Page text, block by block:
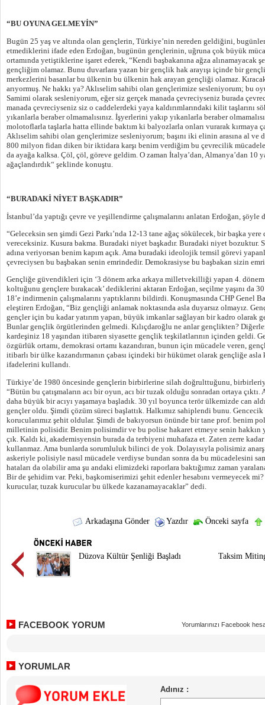
“BU OYUNA GELMEYİN”
Bugün 25 yaş ve altında olan gençlerin, Türkiye’nin nereden geldiğini,
etmediklerini ifade eden Erdoğan, bugünün gençlerinin, uğruna çok büyük
ortamında yetiştiklerine işaret ederek, “Kendi başbakanına ağza alınamayacak
gençliğim olamaz. Bunu duvarlara yazan bir gençlik hak arayışı içinde bir
merkezlerini basanlar bu ülkenin bu ülkenin hak arayan gençliği olamaz.
arıyormuş. Ne hakkı ya? Aklıselim sahibi olan gençlerimize sesleniyorum; bu
Samimi olarak sesleniyorum, eğer siz gerçek manada çevreciyseniz burada
manada çevreciyseniz siz o caddelerdeki yaya kaldırımlarındaki kilit taşlarını
yıkanlarla beraber olmamalısınız. İşyerlerini yakıp yıkanlarla beraber
molotoflarla taşlarla hatta ellinde baktım ki balyozlarla onları vurarak kırmaya
Aklıselim sahibi olan gençlerimize sesleniyorum; başını iki elinin arasına al ve
800 milyon fidan diken bir iktidara karşı benim verdiğim bu çevrecilik
da ayağa kalksa. Çöl, çöl, göreve geldim. O zaman İtalya’dan, Almanya’dan 10
ağaçlandırdık“ şeklinde konuştu.
“BURADAKİ NİYET BAŞKADIR”
İstanbul’da yaptığı çevre ve yeşillendirme çalışmalarını anlatan Erdoğan, şöyle
“Geleceksin sen şimdi Gezi Parkı’nda 12-13 tane ağaç sökülecek, bir başka
vereceksiniz. Kusura bakma. Buradaki niyet başkadır. Buradaki niyet
adına veriyorsan benim kapım açık. Ama buradaki ideolojik temsil görevi
çevreciysen bu başbakan senin emrindedir. Demokrasiyse bu başbakan sizin
Gençliğe güvendikleri için ‘3 dönem arka arkaya milletvekilliği yapan 4.
koltuğunu gençlere bırakacak’ dediklerini aktaran Erdoğan, seçilme yaşını da
18’e indirmenin çalışmalarını yaptıklarını bildirdi. Konuşmasında CHP Genel
eleştiren Erdoğan, “Biz gençliği anlamak noktasında asla duyarsız olmayız.
gençler için bu kadar yatırım yapan, büyük imkanlar sağlayan bir kadro olarak
Bunlar gençlik örgütlerinden gelmedi. Kılıçdaroğlu ne anlar gençlikten?
kardeşiniz 18 yaşından itibaren siyasette gençlik teşkilatlarının içinden geldi.
özgürlük ortamı, demokrasi ortamı kazandıran, bunun için mücadele veren,
itibarlı bir ülke kazandırmanın çabası içindeki bir hükümet olarak gençliğe asla
ifadelerini kullandı.
Türkiye’de 1980 öncesinde gençlerin birbirlerine silah doğrulttuğunu,
“Bütün bu çatışmaların acı bir oyun, acı bir tuzak olduğu sonradan ortaya çıktı.
daha büyük bir acıyı yaşamaya başladık. 30 yıl boyunca terör ülkemizde can
gençler oldu. Şimdi çözüm süreci başlattık. Halkımız sahiplendi bunu.
korucularımız şehit oldular. Şimdi de bakıyorsun önünde bir tane prof. benim
milletinin polisidir. Benim polisimdir ve bu polise hakaret etmeye senin hakkın
çık. Kaldı ki, akademisyensin burada da terbiyeni muhafaza et. Zaten zerre
kullanmaz. Ama bunlarda sorumluluk bilinci de yok. Dolayısıyla polisimiz
askeriyle polisiyle nasıl mücadele verdiyse bundan sonra da bu mücadelesini
hataları da olabilir ama şu andaki elimizdeki raporlara baktığımız zaman
Bir de şehidim var. Peki, başkomiserimizi şehit edenler hesabını vermeyecek mi?
kurucular, tuzak kurucular bu ülkede kazanamayacaklar” dedi.
Arkadaşına Gönder Yazdır Önceki sayfa
Düzova Kültür Şenliği Başladı Taksim
FACEBOOK YORUM Yorumlarınızı Facebook
YORUMLAR